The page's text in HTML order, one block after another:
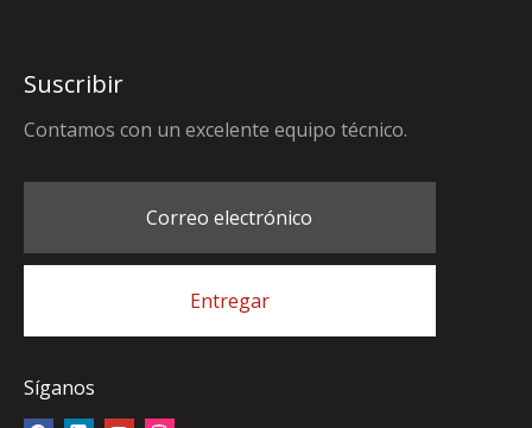
Suscribir
Contamos con un excelente equipo técnico.
Correo electrónico
Entregar
Síganos